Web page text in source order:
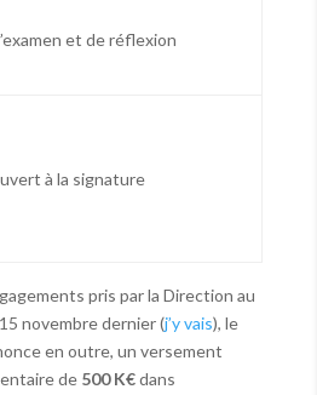
et de réflexion
à la signature
pris par la Direction au
novembre dernier (j’y vais), le
en outre, un versement
de 500 K€dans